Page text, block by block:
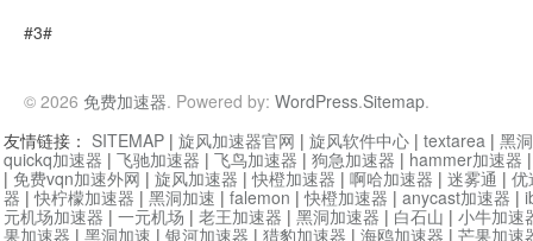
#3#
© 2026 免费加速器. Powered by: WordPress.Sitemap.
友情链接： SITEMAP | 旋风加速器官网 | 旋风软件中心 | textarea | 黑
quickq加速器 | 飞驰加速器 | 飞鸟加速器 | 狗急加速器 | hammer加速器
| 免费vqn加速外网 | 旋风加速器 |快橙加速器 | 啊哈加速器 | 迷雾通 | 优
器 |快柠檬加速器 | 黑洞加速 | falemon |快橙加速器 | anycast加速器 |
元机场加速器 | 一元机场 | 老王加速器 | 黑洞加速器 | 白石山 | 小牛加速
果加速器 | 黑洞加速 | 银河加速器 | 猎豹加速器 | 海鸥加速器 | 芒果加速